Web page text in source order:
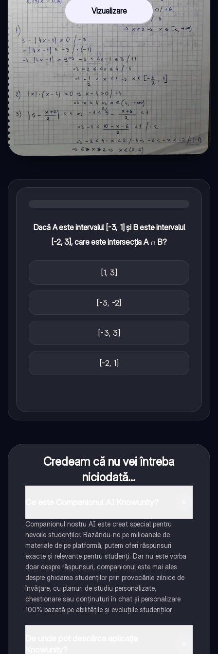
Vizualizare
Dacă A este intervalul [-3, 1] și B este intervalul
[-2, 3], care este intersecția A ∩ B?
[1, 3]
[-3, -2]
[-3, 3]
[-2, 1]
Credeam că nu vei întreba
niciodată...
Companionul nostru AI este creat special pentru
nevoile studenților. Bazându-ne pe milioanele de
materiale de pe platformă, putem oferi răspunsuri
exacte și relevante pentru studenți. Dar nu este vorba
doar despre răspunsuri, companionul este mai ales
despre ghidarea studenților prin provocările zilnice de
învățare, cu planuri de studiu personalizate,
chestionare sau conținuturi în chat și personalizare
100% bazată pe abilitățile și evoluțiile studenților.